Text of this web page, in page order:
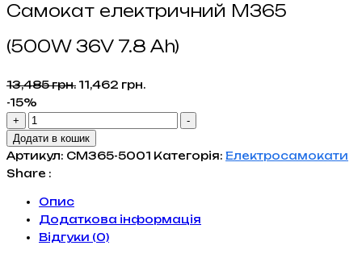
Самокат електричний M365
(500W 36V 7.8 Ah)
13,485грн. Оригінальна
11,462 грн.
11,462 грн..
-15%
+
Самокат
електричний
M365
(500W
Ah)
кількість
-
Додати в кошик
Артикул: СM365-5001 Категорія: Електросамокати
Share :
Опис
Додаткова інформація
Відгуки (0)